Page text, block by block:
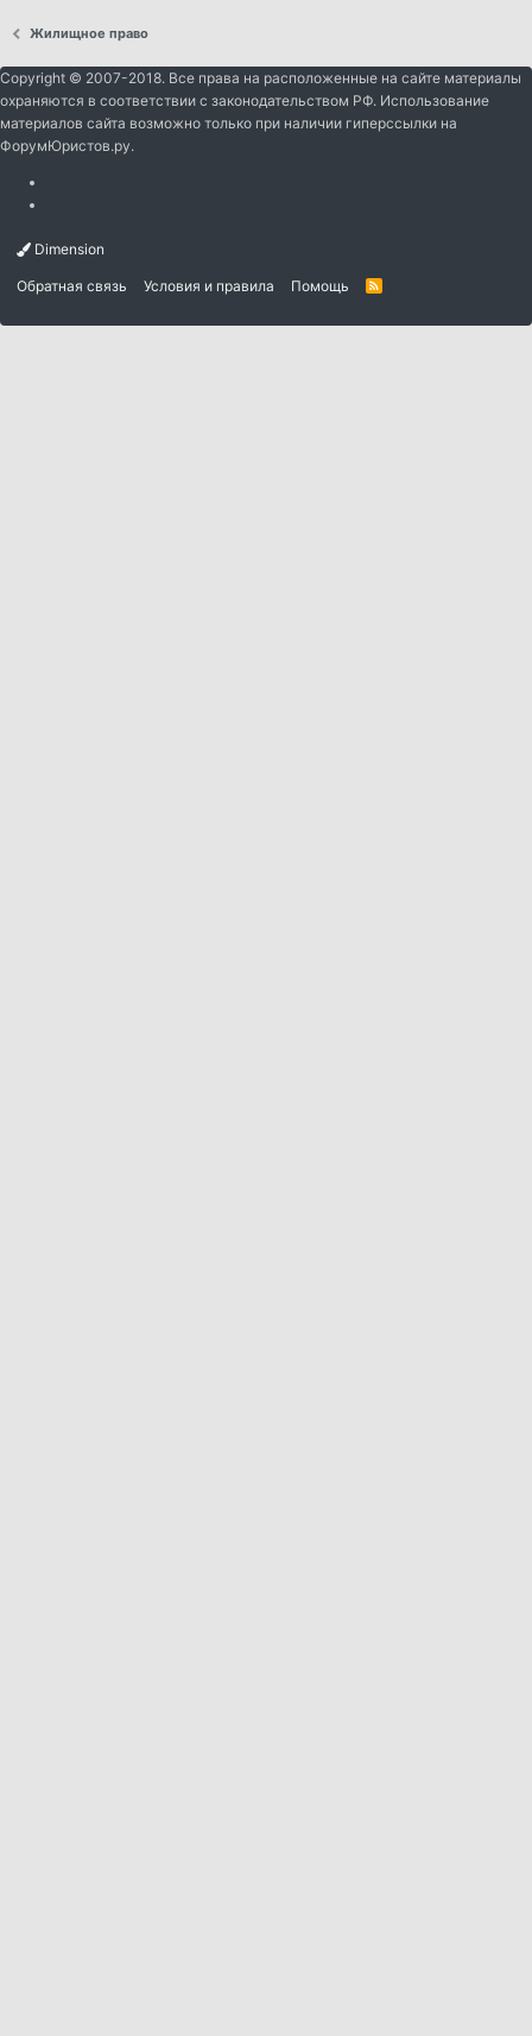
Жилищное право
Copyright © 2007-2018. Все права на расположенные на сайте материалы
охраняются в соответствии с законодательством РФ. Использование
материалов сайта возможно только при наличии гиперссылки на
ФорумЮристов.ру.
Dimension
Обратная связь Условия и правила Помощь